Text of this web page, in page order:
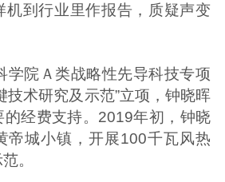
机到行业里作报告，质疑声变
学院Ａ类战略性先导科技专项
技术研究及示范”立项，钟晓晖
的经费支持。2019年初，钟晓
帝城小镇，开展100千瓦风热
。